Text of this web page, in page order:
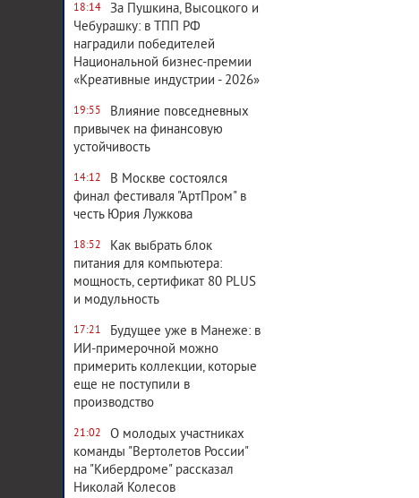
18:14
За Пушкина, Высоцкого и
Чебурашку: в ТПП РФ
наградили победителей
Национальной бизнес-премии
«Креативные индустрии - 2026»
19:55
Влияние повседневных
привычек на финансовую
устойчивость
14:12
В Москве состоялся
финал фестиваля "АртПром" в
честь Юрия Лужкова
18:52
Как выбрать блок
питания для компьютера:
мощность, сертификат 80 PLUS
и модульность
17:21
Будущее уже в Манеже: в
ИИ-примерочной можно
примерить коллекции, которые
еще не поступили в
производство
21:02
О молодых участниках
команды "Вертолетов России"
на "Кибердроме" рассказал
Николай Колесов